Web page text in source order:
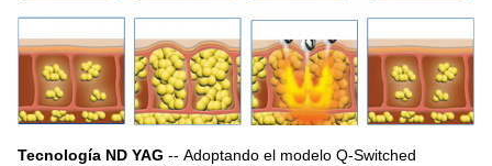
Tecnología ND YAG -- Adoptando el modelo Q-Switched